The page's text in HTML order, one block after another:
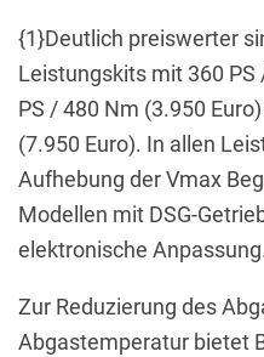
{1}Deutlich preiswerter
Leistungskits mit 360 PS
PS / 480 Nm (3.950
(7.950 Euro). In allen
Aufhebung der Vmax
Modellen mit DSG-
elektronische Anpassung.
Zur Reduzierung des
Abgastemperatur bietet